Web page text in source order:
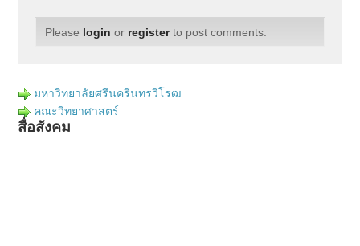
Please login or registerto post comments.
มหาวิทยาลัยศรีนครินทรวิโรฒ
คณะวิทยาศาสตร์
สื่อสังคม